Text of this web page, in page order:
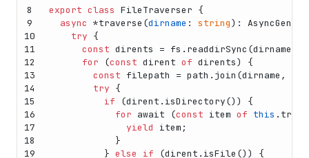
8
9
10
11
12
13
14
15
16
17
18
19
export class FileTraverser {
async *traverse (dirname : string):
try {
const dirents = fs. readdirSync (dirname,
for (const dirent of dirents) {
const filepath = path. join (dirname,
try {
if (dirent. isDirectory()) {
for await (const item of this .
yield
item;
            }
          }
else if (dirent. isFile ()) {